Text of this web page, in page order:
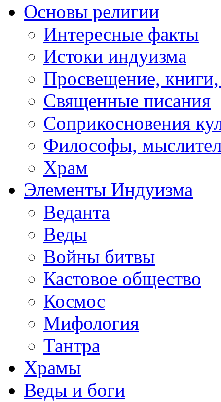
Основы религии
Интересные факты
Истоки индуизма
Просвещение, книги,
Священные писания
Соприкосновения
Философы,
Храм
Элементы Индуизма
Веданта
Веды
Войны битвы
Кастовое общество
Космос
Мифология
Тантра
Храмы
Веды и боги